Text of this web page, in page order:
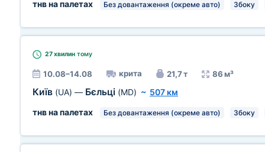
тнв на палетах
Без довантаження (окреме авто) Збоку
27 хвилин тому
10.08–14.08 крита 21,7 т 86 м³
Київ (UA) — Бєльці (MD) ~ 507 км
тнв на палетах
Без довантаження (окреме авто) Збоку